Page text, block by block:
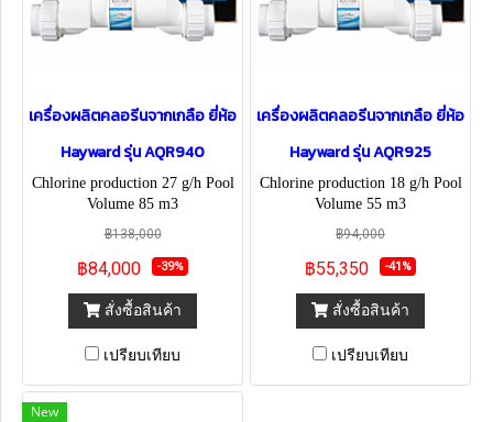
เครื่องผลิตคลอรีนจากเกลือ ยี่ห้อ
Hayward รุ่น AQR940
Chlorine production 27 g/h Pool
Volume 85 m3
฿138,000
฿84,000 -39%
สั่งซื้อสินค้า
เปรียบเทียบ
เครื่องผลิตคลอรีนจากเกลือ ยี่ห้อ
Hayward รุ่น AQR925
Chlorine production 18 g/h Pool
Volume 55 m3
฿94,000
฿55,350 -41%
สั่งซื้อสินค้า
เปรียบเทียบ
New